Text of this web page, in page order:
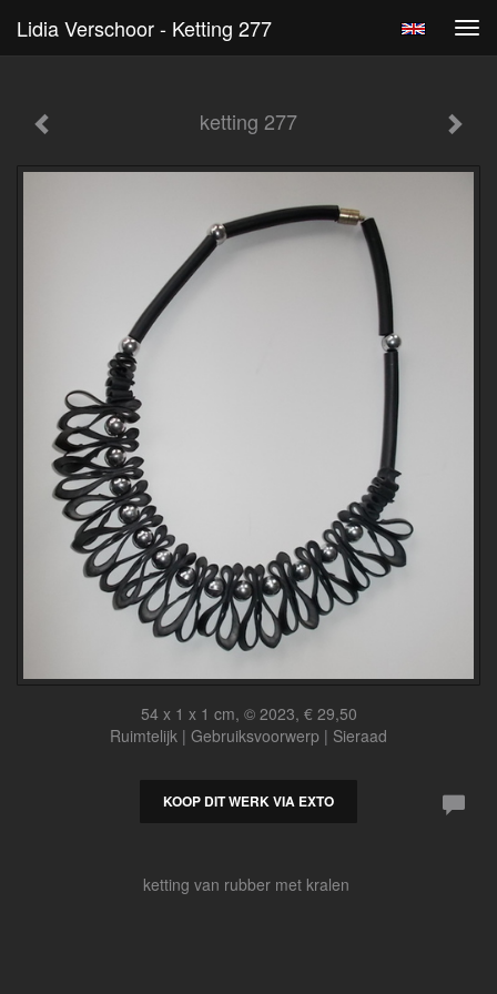
Lidia Verschoor - Ketting 277
ketting 277
54 x 1 x 1 cm, © 2023, € 29,50
Ruimtelijk | Gebruiksvoorwerp | Sieraad
KOOP DIT WERK VIA EXTO
ketting van rubber met kralen